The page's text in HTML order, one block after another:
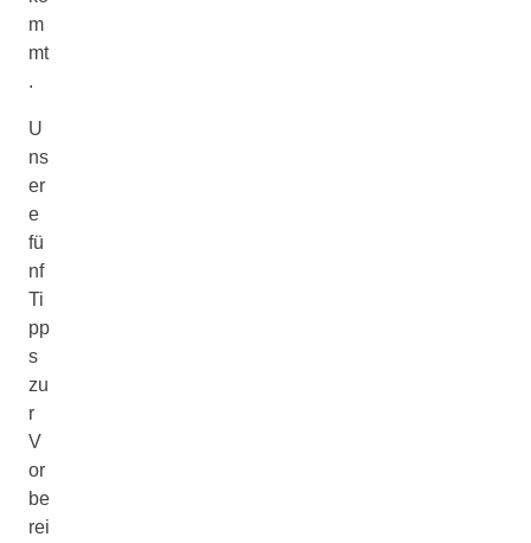
m
mt
.
U
ns
er
e
fü
nf
Ti
pp
s
zu
r
V
or
be
rei